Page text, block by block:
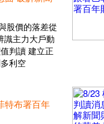
股價的落差從
主力大戶動
判讀 建立正
利空
特布署百年